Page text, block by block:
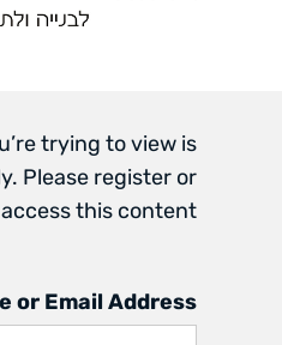
trying to view is
Please register or
this content.
or Email Address